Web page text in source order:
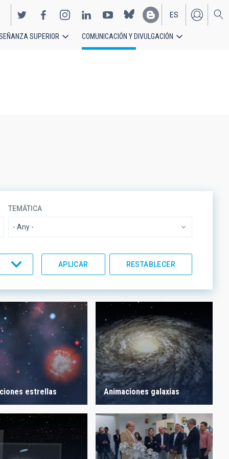
EN
ES
SUPERIOR COMUNICACIÓN Y DIVULGACIÓN
TEMÁTICA
- Any -
ORDEN
estrellas Animaciones galaxias